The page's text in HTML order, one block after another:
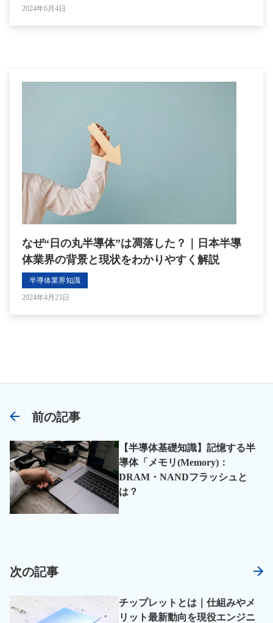
2024年6月4日
なぜ“日の丸半導体”は凋落した？｜日本半導
体業界の背景と現状をわかりやすく解説
半導体業界知識
2024年4月23日
前の記事
【半導体基礎知識】記憶する半
導体「メモリ(Memory)：
DRAM・NANDフラッシュと
は？
次の記事
チップレットとは｜仕組みやメ
リット最新動向を現役エンジニ